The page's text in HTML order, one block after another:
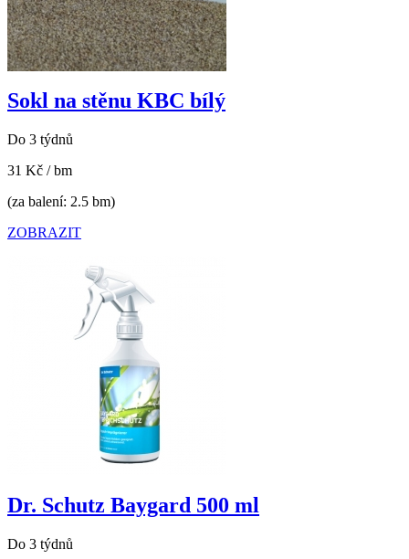
Sokl na stěnu KBC bílý
Do 3 týdnů
31 Kč / bm
(za balení: 2.5 bm)
ZOBRAZIT
Dr. Schutz Baygard 500 ml
Do 3 týdnů